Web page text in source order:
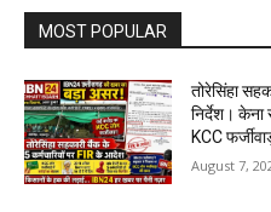
MOST POPULAR
तोरेसिंहा
निर्देश।
KCC
August 7,